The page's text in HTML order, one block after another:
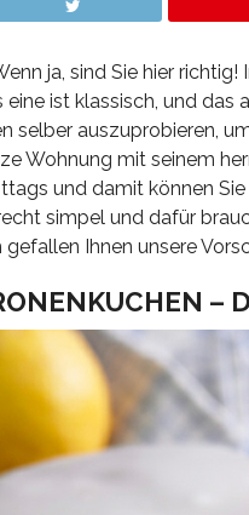
ja, sind Sie hier
ist klassisch, und
selber auszuprobieren,
Wohnung mit seinem
und damit können
simpel und dafür
Ihnen unsere
–